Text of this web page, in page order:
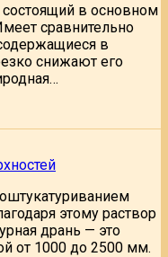
в основном
сравнительно
в
снижают его
этому раствор
дрань — это
от 1000 до 2500 мм.